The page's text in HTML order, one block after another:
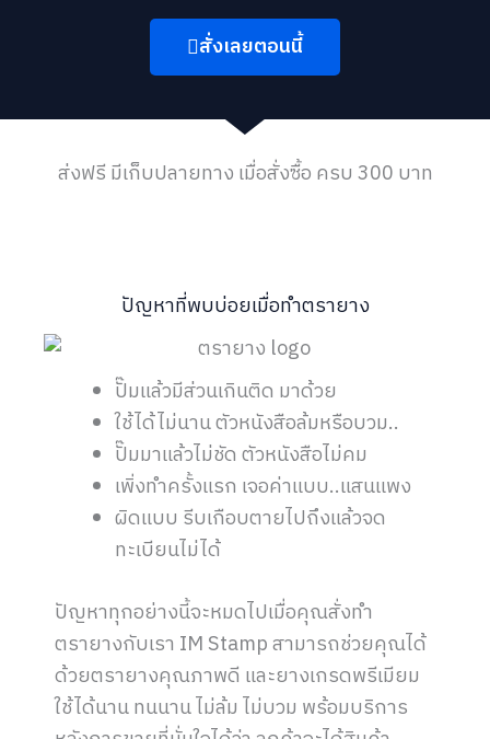
สั่งเลยตอนนี้
ส่งฟรี มีเก็บปลายทาง เมื่อสั่งซื้อ ครบ 300 บาท
ปัญหาที่พบบ่อยเมื่อทำตรายาง
ปั๊มแล้วมีส่วนเกินติด มาด้วย
ใช้ได้ไม่นาน ตัวหนังสือล้มหรือบวม..
ปั๊มมาแล้วไม่ชัด ตัวหนังสือไม่คม
เพิ่งทำครั้งแรก เจอค่าแบบ..แสนแพง
ผิดแบบ รีบเกือบตายไปถึงแล้วจด
ทะเบียนไม่ได้
ปัญหาทุกอย่างนี้จะหมดไปเมื่อคุณสั่งทำ
ตรายางกับเรา IM Stamp สามารถช่วยคุณได้
ด้วยตรายางคุณภาพดี และยางเกรดพรีเมียม
ใช้ได้นาน ทนนาน ไม่ล้ม ไม่บวม พร้อมบริการ